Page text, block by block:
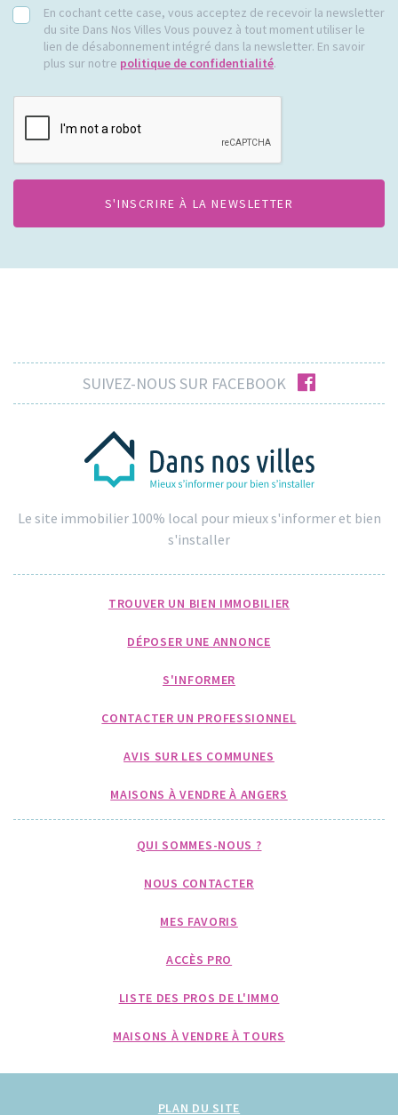
RGPDEn cochant cette case, vous acceptez de recevoir la newsletter
du site Dans Nos Villes Vous pouvez à tout moment utiliser le
lien de désabonnement intégré dans la newsletter. En savoir
plus sur notre politique de confidentialité.
CAPTCHA
SUIVEZ-NOUS SUR FACEBOOK facebook
Le site immobilier 100% local pour mieux s'informer et bien
s'installer
TROUVER UN BIEN IMMOBILIER
DÉPOSER UNE ANNONCE
S'INFORMER
CONTACTER UN PROFESSIONNEL
AVIS SUR LES COMMUNES
MAISONS À VENDRE À ANGERS
QUI SOMMES-NOUS ?
NOUS CONTACTER
MES FAVORIS
ACCÈS PRO
LISTE DES PROS DE L'IMMO
MAISONS À VENDRE À TOURS
PLAN DU SITE